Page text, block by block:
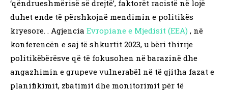
‘qëndrueshmërisë së drejtë’, faktorët racistë në lojë
duhet ende të përshkojnë mendimin e politikës
kryesore. . Agjencia Evropiane e Mjedisit (EEA) , në
konferencën e saj të shkurtit 2023, u bëri thirrje
politikëbërësve që të fokusohen në barazinë dhe
angazhimin e grupeve vulnerabël në të gjitha fazat e
planifikimit, zbatimit dhe monitorimit për të